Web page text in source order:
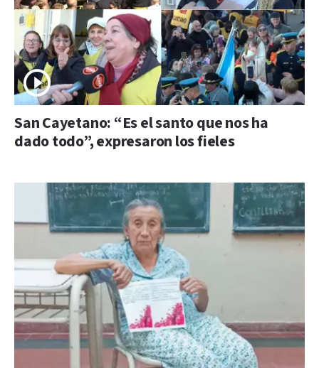
San Cayetano: “Es el santo que nos ha
dado todo”, expresaron los fieles